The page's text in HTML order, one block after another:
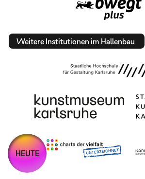
Weitere Institutionen im Hallenbau
HEUTE